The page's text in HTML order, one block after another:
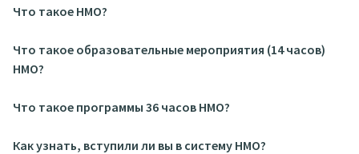
Что такое НМО?
Что такое образовательные мероприятия (14 часов)
НМО?
Что такое программы 36 часов НМО?
Как узнать, вступили ли вы в систему НМО?